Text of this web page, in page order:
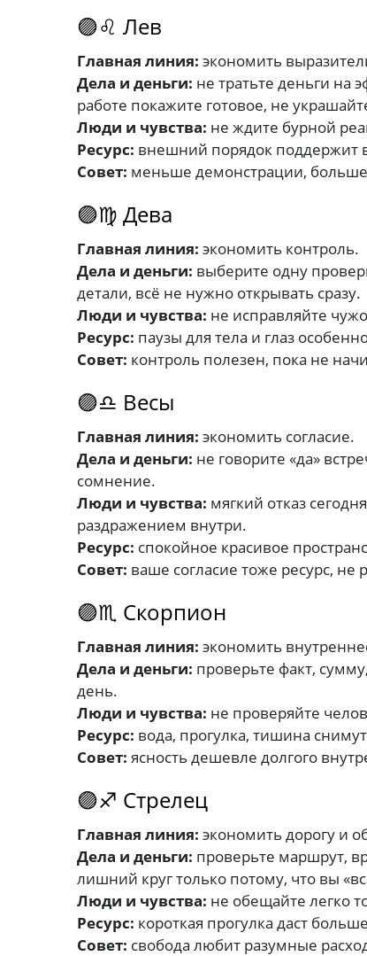
🟣♌ Лев
Главная линия: экономить
Дела и деньги: не тратьте деньги на
работе покажите готовое, не
Люди и чувства: не ждите бурной
Ресурс: внешний порядок поддержит
Совет: меньше демонстрации, больше
🟣♍ Дева
Главная линия: экономить контроль.
Дела и деньги: выберите одну
детали, всё не нужно открывать сразу.
Люди и чувства: не исправляйте
Ресурс: паузы для тела и глаз
Совет: контроль полезен, пока не
🟣♎ Весы
Главная линия: экономить согласие.
Дела и деньги: не говорите «да»
сомнение.
Люди и чувства: мягкий отказ
раздражением внутри.
Ресурс: спокойное красивое
Совет: ваше согласие тоже ресурс, не
🟣♏ Скорпион
Главная линия: экономить
Дела и деньги: проверьте факт,
день.
Люди и чувства: не проверяйте
Ресурс: вода, прогулка, тишина
Совет: ясность дешевле долгого
🟣♐ Стрелец
Главная линия: экономить дорогу и
Дела и деньги: проверьте маршрут,
лишний круг только потому, что вы
Люди и чувства: не обещайте легко
Ресурс: короткая прогулка даст
Совет: свобода любит разумные